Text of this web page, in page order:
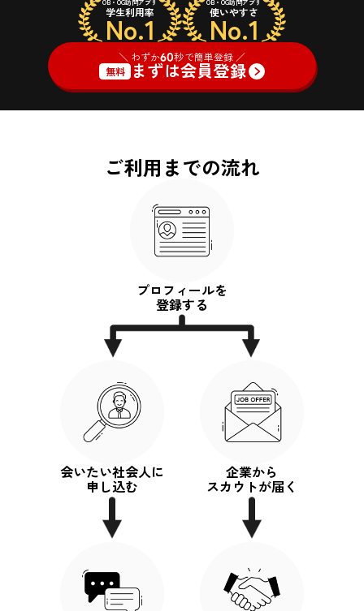
OB・OG訪問アプリ
学生利用率
No.1
OB・OG訪問アプリ
使いやすさ
No.1
＼ わずか60秒で簡単登録 ／
無料
まずは会員登録
ご利用までの流れ
プロフィールを
登録する
会いたい社会人に
申し込む
企業から
スカウトが届く